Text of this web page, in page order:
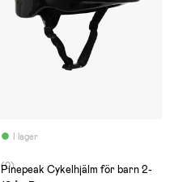
I lager
(0)
Pinepeak Cykelhjälm för barn 2-